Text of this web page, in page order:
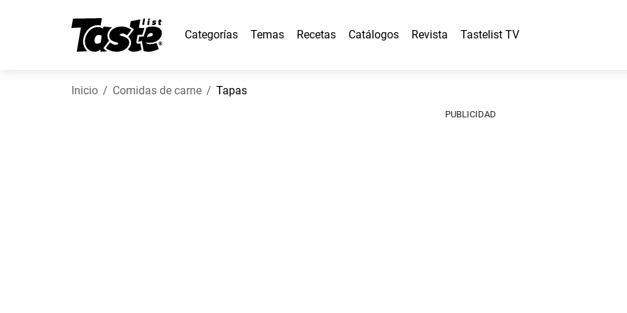
Categorías Temas Recetas Catálogos Revista Tastelist TV
Inicio Comidas de carne Tapas
PUBLICIDAD